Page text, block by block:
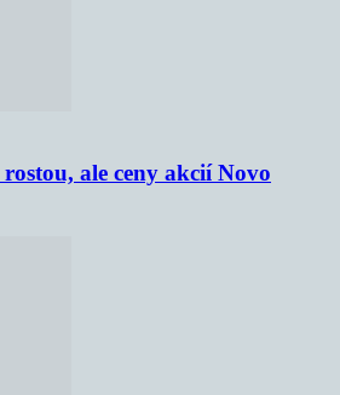
ale ceny akcií Novo